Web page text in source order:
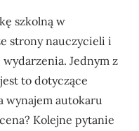
szkolną w
strony nauczycieli i
Jednym z
to dotyczące
wynajem autokaru
Kolejne pytanie